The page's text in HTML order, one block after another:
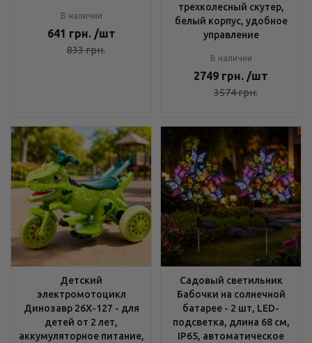
В наличии
641 грн. /шт
833грн.
трехколесный скутер,
белый корпус, удобное
управление
В наличии
2749 грн. /шт
3574грн.
Детский
электромотоцикл
Динозавр 26X-127 - для
детей от 2 лет,
аккумуляторное питание,
Садовый светильник
Бабочки на солнечной
батарее - 2 шт, LED-
подсветка, длина 68 см,
IP65, автоматическое